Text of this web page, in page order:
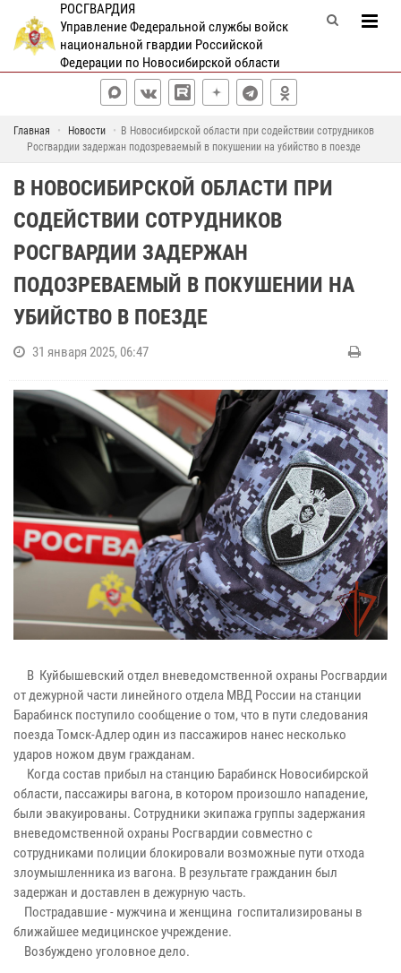
РОСГВАРДИЯ
Управление Федеральной службы войск
национальной гвардии Российской
Федерации по Новосибирской области
Главная Новости
В Новосибирской области при содействии сотрудников
Росгвардии задержан подозреваемый в покушении на убийство в поезде
В НОВОСИБИРСКОЙ ОБЛАСТИ ПРИ
СОДЕЙСТВИИ СОТРУДНИКОВ
РОСГВАРДИИ ЗАДЕРЖАН
ПОДОЗРЕВАЕМЫЙ В ПОКУШЕНИИ НА
УБИЙСТВО В ПОЕЗДЕ
31 января 2025, 06:47
В Куйбышевский отдел вневедомственной охраны Росгвардии
от дежурной части линейного отдела МВД России на станции
Барабинск поступило сообщение о том, что в пути следования
поезда Томск-Адлер один из пассажиров нанес несколько
ударов ножом двум гражданам.
Когда состав прибыл на станцию Барабинск Новосибирской
области, пассажиры вагона, в котором произошло нападение,
были эвакуированы. Сотрудники экипажа группы задержания
вневедомственной охраны Росгвардии совместно с
сотрудниками полиции блокировали возможные пути отхода
злоумышленника из вагона. В результате гражданин был
задержан и доставлен в дежурную часть.
Пострадавшие - мужчина и женщина госпитализированы в
ближайшее медицинское учреждение.
Возбуждено уголовное дело.